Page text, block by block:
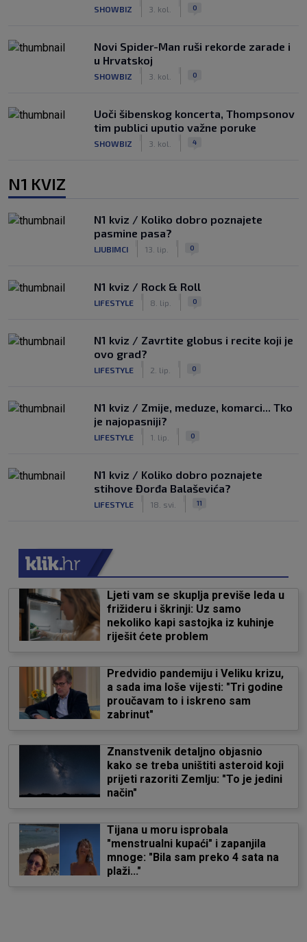
SHOWBIZ 3. kol. 0
Novi Spider-Man ruši rekorde zarade i
u Hrvatskoj
SHOWBIZ 3. kol. 0
Uoči šibenskog koncerta, Thompsonov
tim publici uputio važne poruke
SHOWBIZ 3. kol. 4
N1 KVIZ
N1 kviz / Koliko dobro poznajete
pasmine pasa?
LJUBIMCI 13. lip. 0
N1 kviz / Rock & Roll
LIFESTYLE 8. lip. 0
N1 kviz / Zavrtite globus i recite koji je
ovo grad?
LIFESTYLE 2. lip. 0
N1 kviz / Zmije, meduze, komarci... Tko
je najopasniji?
LIFESTYLE 1. lip. 0
N1 kviz / Koliko dobro poznajete
stihove Đorđa Balaševića?
LIFESTYLE 18. svi. 11
Ljeti vam se skuplja previše leda u
frižideru i škrinji: Uz samo
nekoliko kapi sastojka iz kuhinje
riješit ćete problem
Predvidio pandemiju i Veliku krizu,
a sada ima loše vijesti: "Tri godine
proučavam to i iskreno sam
zabrinut"
Znanstvenik detaljno objasnio
kako se treba uništiti asteroid koji
prijeti razoriti Zemlju: "To je jedini
način"
Tijana u moru isprobala
"menstrualni kupaći" i zapanjila
mnoge: "Bila sam preko 4 sata na
plaži..."